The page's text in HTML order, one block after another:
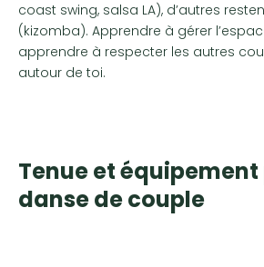
coast swing, salsa LA), d’autres
(kizomba). Apprendre à gérer
apprendre à respecter les autres
autour de toi.
Tenue et
danse de couple